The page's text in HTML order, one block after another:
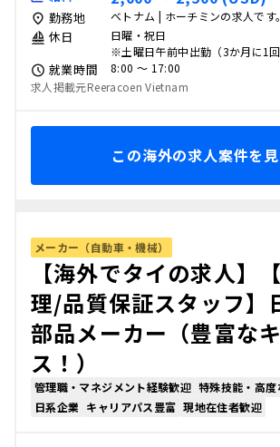
勤務地 ベトナム | ホーチミンの求人です。
休日
日曜・祝日
※土曜日午前中出勤（3か月に1回
就業時間
8:00 〜 17:00
求人掲載元Reeracoen Vietnam
この海外の求人案件を
メーカー（自動車・機械）
【海外でタイの求人】
理/品質保証スタッフ】
部品メーカー（豊富な
ス！）
管理職・マネジメント経験歓迎 特殊技能・高
日系企業 キャリアパス豊富 現地在住者歓迎